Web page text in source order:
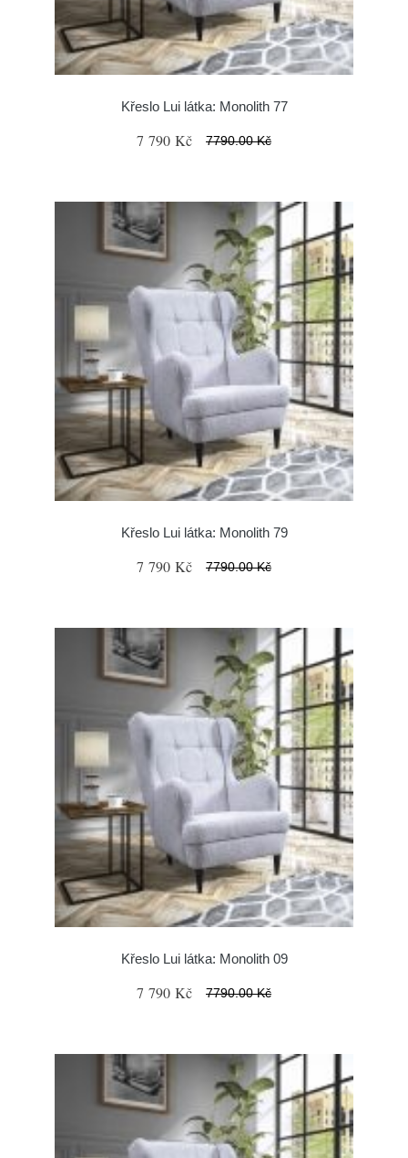
Křeslo Lui látka: Monolith 77
7 790 Kč 7790.00 Kč
Křeslo Lui látka: Monolith 79
7 790 Kč 7790.00 Kč
Křeslo Lui látka: Monolith 09
7 790 Kč 7790.00 Kč